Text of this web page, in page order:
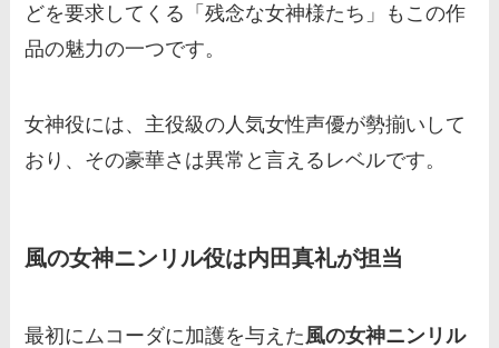
どを要求してくる「残念な女神様たち」もこの作
品の魅力の一つです。
女神役には、主役級の人気女性声優が勢揃いして
おり、その豪華さは異常と言えるレベルです。
風の女神ニンリル役は内田真礼が担当
最初にムコーダに加護を与えた 風の女神ニンリル